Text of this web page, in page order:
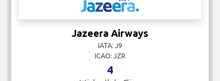
Jazeera Airways
IATA: J9
ICAO: JZR
4